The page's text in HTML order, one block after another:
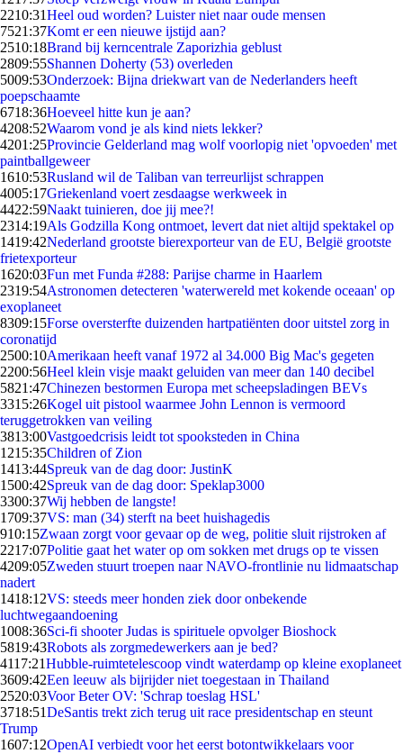
2210:31Heel oud worden? Luister niet naar oude mensen
7521:37Komt er een nieuwe ijstijd aan?
2510:18Brand bij kerncentrale Zaporizhia geblust
2809:55Shannen Doherty (53) overleden
5009:53Onderzoek: Bijna driekwart van de Nederlanders heeft
poepschaamte
6718:36Hoeveel hitte kun je aan?
4208:52Waarom vond je als kind niets lekker?
4201:25Provincie Gelderland mag wolf voorlopig niet 'opvoeden' met
paintballgeweer
1610:53Rusland wil de Taliban van terreurlijst schrappen
4005:17Griekenland voert zesdaagse werkweek in
4422:59Naakt tuinieren, doe jij mee?!
2314:19Als Godzilla Kong ontmoet, levert dat niet altijd spektakel op
1419:42Nederland grootste bierexporteur van de EU, België grootste
frietexporteur
1620:03Fun met Funda #288: Parijse charme in Haarlem
2319:54Astronomen detecteren 'waterwereld met kokende oceaan' op
exoplaneet
8309:15Forse oversterfte duizenden hartpatiënten door uitstel zorg in
coronatijd
2500:10Amerikaan heeft vanaf 1972 al 34.000 Big Mac's gegeten
2200:56Heel klein visje maakt geluiden van meer dan 140 decibel
5821:47Chinezen bestormen Europa met scheepsladingen BEVs
3315:26Kogel uit pistool waarmee John Lennon is vermoord
teruggetrokken van veiling
3813:00Vastgoedcrisis leidt tot spooksteden in China
1215:35Children of Zion
1413:44Spreuk van de dag door: JustinK
1500:42Spreuk van de dag door: Speklap3000
3300:37Wij hebben de langste!
1709:37VS: man (34) sterft na beet huishagedis
910:15Zwaan zorgt voor gevaar op de weg, politie sluit rijstroken af
2217:07Politie gaat het water op om sokken met drugs op te vissen
4209:05Zweden stuurt troepen naar NAVO-frontlinie nu lidmaatschap
nadert
1418:12VS: steeds meer honden ziek door onbekende
luchtwegaandoening
1008:36Sci-fi shooter Judas is spirituele opvolger Bioshock
5819:43Robots als zorgmedewerkers aan je bed?
4117:21Hubble-ruimtetelescoop vindt waterdamp op kleine exoplaneet
3609:42Een leeuw als bijrijder niet toegestaan in Thailand
2520:03Voor Beter OV: 'Schrap toeslag HSL'
3718:51DeSantis trekt zich terug uit race presidentschap en steunt
Trump
1607:12OpenAI verbiedt voor het eerst botontwikkelaars voor